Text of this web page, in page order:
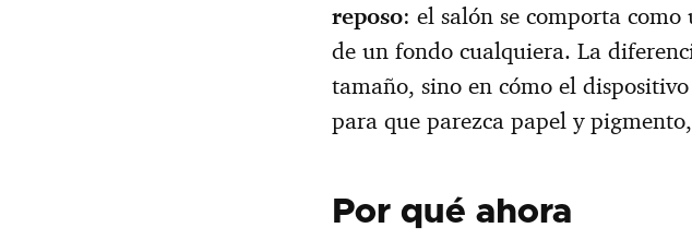
reposo: el salón se comporta
de un fondo cualquiera. La
tamaño, sino en cómo el
para que parezca papel y
Por qué ahora